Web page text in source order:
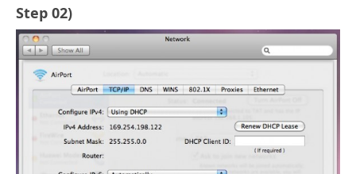
Step 02)